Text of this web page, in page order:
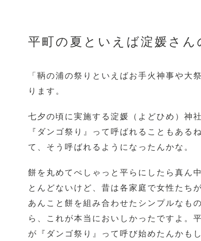
平町の夏といえば淀媛さん
「鞆の浦の祭りといえばお手火神事や
ります。
七夕の頃に実施する淀媛（よどひめ）神
『ダンゴ祭り』って呼ばれることもある
て、そう呼ばれるようになったんかな。
餅を丸めてぺしゃっと平らにしたら真ん
とんどないけど、昔は各家庭で女性たち
あんこと餅を組み合わせたシンプルなも
ら、これが本当においしかったですよ。
が『ダンゴ祭り』って呼び始めたんかもし